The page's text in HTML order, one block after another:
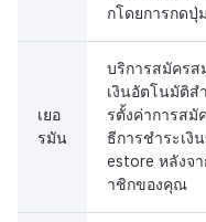
กโดยการกดปุ่
เยอ
รมัน
บริการสมัครส
เงินอัตโนมัติส
รตั้งค่าการสมั
ธีการชำระเงิ
estore หลังจ
าชิกของคุณ